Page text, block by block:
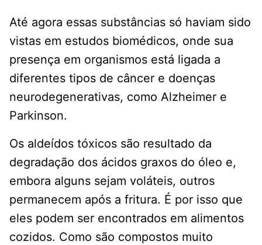
Até agora essas substâncias só haviam sido
vistas em estudos biomédicos, onde sua
presença em organismos está ligada a
diferentes tipos de câncer e doenças
neurodegenerativas, como Alzheimer e
Parkinson.
Os aldeídos tóxicos são resultado da
degradação dos ácidos graxos do óleo e,
embora alguns sejam voláteis, outros
permanecem após a fritura. É por isso que
eles podem ser encontrados em alimentos
cozidos. Como são compostos muito